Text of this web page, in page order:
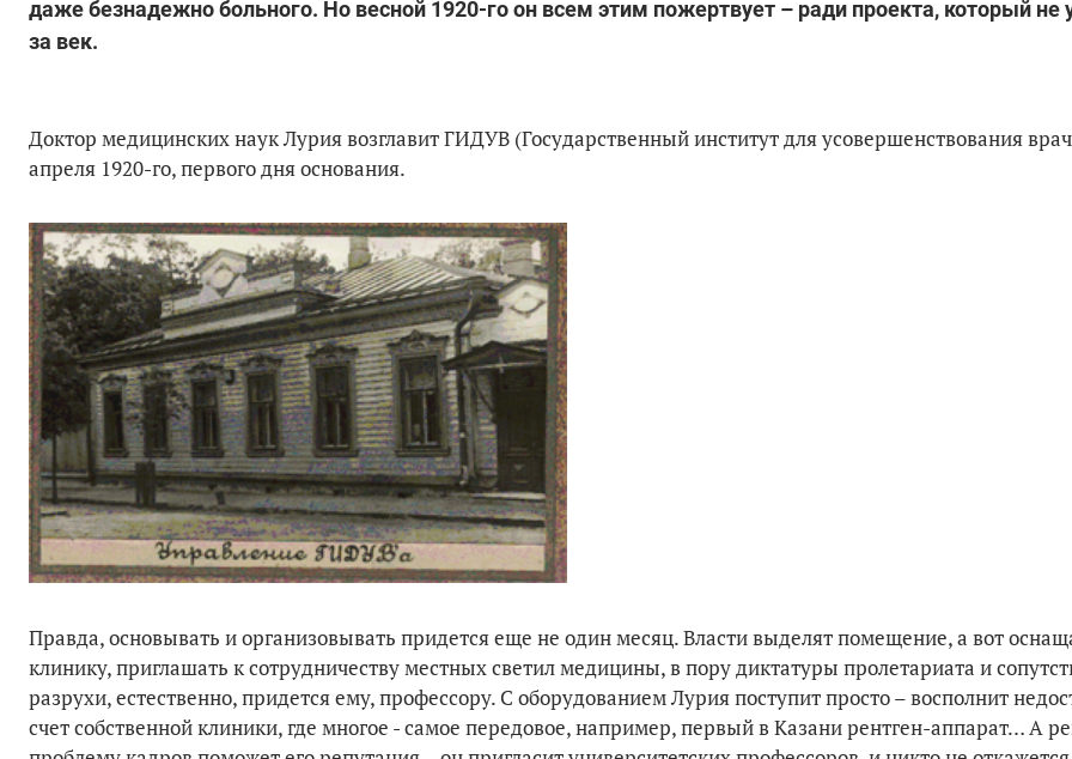
даже безнадежно больного. Но весной 1920-го он всем этим пожертвует – ради проекта, который не
за век.
Доктор медицинских наук Лурия возглавит ГИДУВ (Государственный институт для усовершенствования
апреля 1920-го, первого дня основания.
Правда, основывать и организовывать придется еще не один месяц. Власти выделят помещение, а вот
клинику, приглашать к сотрудничеству местных светил медицины, в пору диктатуры пролетариата и
разрухи, естественно, придется ему, профессору. С оборудованием Лурия поступит просто – восполнит
счет собственной клиники, где многое - самое передовое, например, первый в Казани рентген-аппарат… А